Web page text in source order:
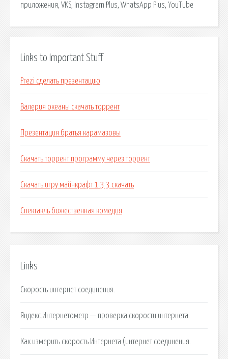
приложения, VKS, Instagram Plus, WhatsApp Plus, YouTube
Links to Important Stuff
Prezi сделать презентацию
Валерия океаны скачать торрент
Презентация братья карамазовы
Скачать торрент программу через торрент
Скачать игру майнкрафт 1 3 3 скачать
Спектакль божественная комедия
Links
Скорость интернет соединения.
Яндекс.Интернетометр — проверка скорости интернета.
Как измерить скорость Интернета (интернет соединения.